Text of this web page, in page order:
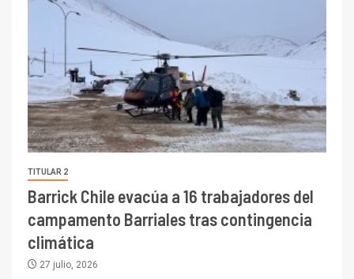
TITULAR 2
Barrick Chile evacúa a 16 trabajadores del
campamento Barriales tras contingencia
climática
27 julio, 2026